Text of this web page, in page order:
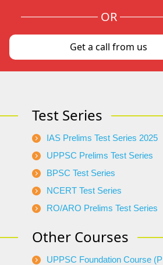
OR
Get a call from us
Test Series
IAS Prelims Test Series 2025
UPPSC Prelims Test Series
BPSC Test Series
NCERT Test Series
RO/ARO Prelims Test Series
Other Courses
UPPSC Foundation Course